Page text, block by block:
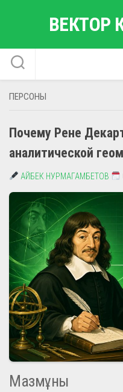
ВЕКТОР
ПЕРСОНЫ
Почему Рене
аналитической
АЙБЕК НУРМАГАМБЕТОВ
Мазмұны